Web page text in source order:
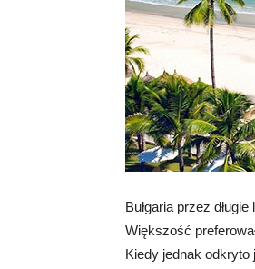
Bułgaria przez
Większość
Kiedy jednak